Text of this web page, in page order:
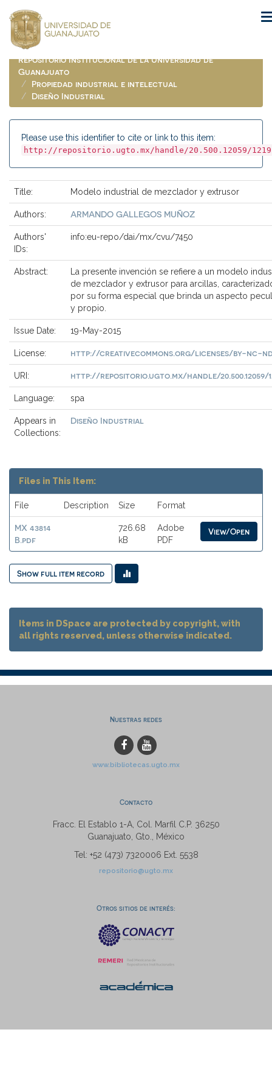
navigation
Repositorio Institucional de la Universidad de
Guanajuato
Propiedad industrial e intelectual
Diseño Industrial
Please use this identifier to cite or link to this item:
http://repositorio.ugto.mx/handle/20.500.12059/
Title: Modelo industrial de mezclador y extrusor
Authors: ARMANDO GALLEGOS MUÑOZ
Authors'
IDs:
info:eu-repo/dai/mx/cvu/7450
Abstract:
La presente invención se refiere a un modelo
de mezclador y extrusor para arcillas,
por su forma especial que brinda un aspecto
y propio.
Issue Date: 19-May-2015
License: http://creativecommons.org/licenses/by-nc-
URI: http://repositorio.ugto.mx/handle/20.500.12059/
Language: spa
Appears in
Collections:
Diseño Industrial
Files in This Item:
File Description Size Format
MX 43814
B.pdf
726.68
kB
Adobe
PDF
View/Open
Show full item record
Items in DSpace are protected by copyright, with
all rights reserved, unless otherwise indicated.
Nuestras redes
www.bibliotecas.ugto.mx
Contacto
Fracc. El Establo 1-A, Col. Marfil C.P. 36250
Guanajuato, Gto., México
Tel: +52 (473) 7320006 Ext. 5538
repositorio@ugto.mx
Otros sitios de interés: